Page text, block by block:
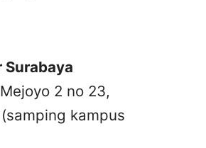
Surabaya
2 no 23,
kampus